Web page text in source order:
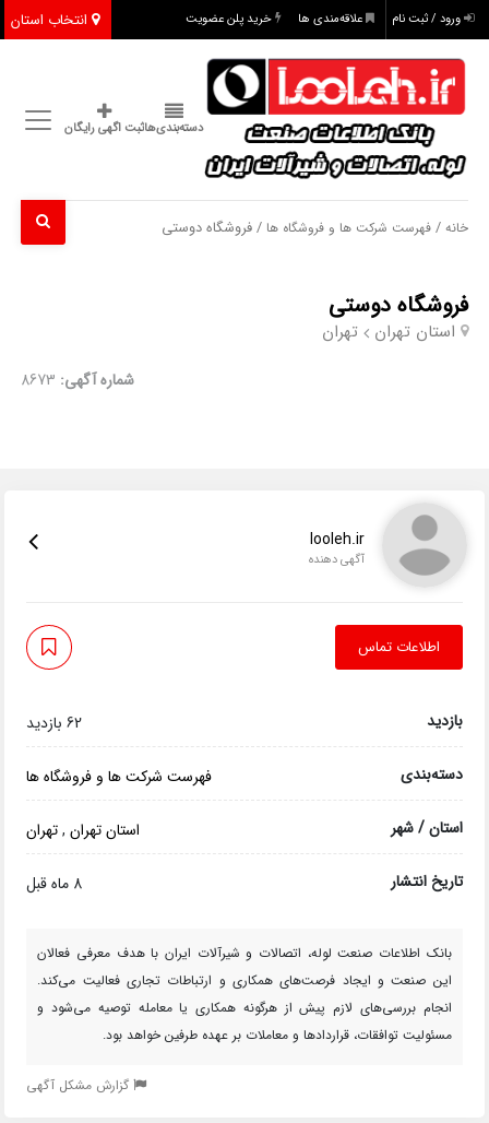
انتخاب استان ورود / ثبت نام علاقه‌مندی ها خرید پلن عضویت
دسته‌بندی‌هاثبت اگهی رایگان
خانه /فهرست شرکت ها و فروشگاه ها / فروشگاه دوستی
فروشگاه دوستی
استان تهران تهران
شماره آگهی: 8673
looleh.ir
آگهی دهنده
اطلاعات تماس
بازدید 62 بازدید
دسته‌بندی فهرست شرکت ها و فروشگاه ها
استان / شهر استان تهران,تهران
تاریخ انتشار 8 ماه قبل
بانک اطلاعات صنعت لوله، اتصالات و شیرآلات ایران با هدف معرفی فعالان
این صنعت و ایجاد فرصت‌های همکاری و ارتباطات تجاری فعالیت می‌کند.
انجام بررسی‌های لازم پیش از هرگونه همکاری یا معامله توصیه می‌شود و
مسئولیت توافقات، قراردادها و معاملات بر عهده طرفین خواهد بود.
گزارش مشکل آگهی